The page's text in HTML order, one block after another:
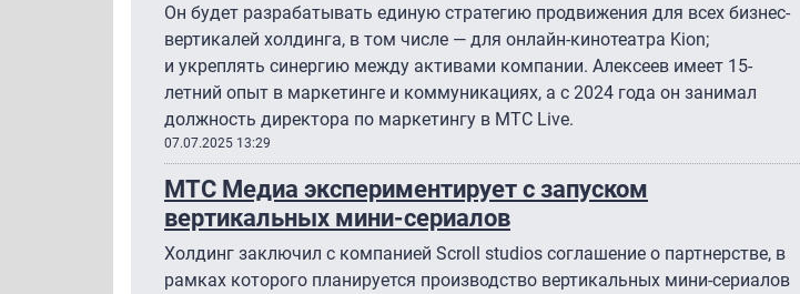
Он будет разрабатывать единую стратегию продвижения для всех бизнес-
вертикалей холдинга, в том числе — для онлайн-кинотеатра Kion;
и укреплять синергию между активами компании. Алексеев имеет 15-
летний опыт в маркетинге и коммуникациях, а с 2024 года он занимал
должность директора по маркетингу в МТС Live.
07.07.2025 13:29
МТС Медиа экспериментирует с запуском
вертикальных мини-сериалов
Холдинг заключил с компанией Scroll studios соглашение о партнерстве, в
рамках которого планируется производство вертикальных мини-сериалов